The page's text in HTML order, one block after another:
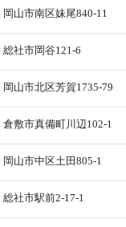
岡山市南区妹尾840-11
総社市岡谷121-6
岡山市北区芳賀1735-79
倉敷市真備町川辺102-1
岡山市中区土田805-1
総社市駅前2-17-1